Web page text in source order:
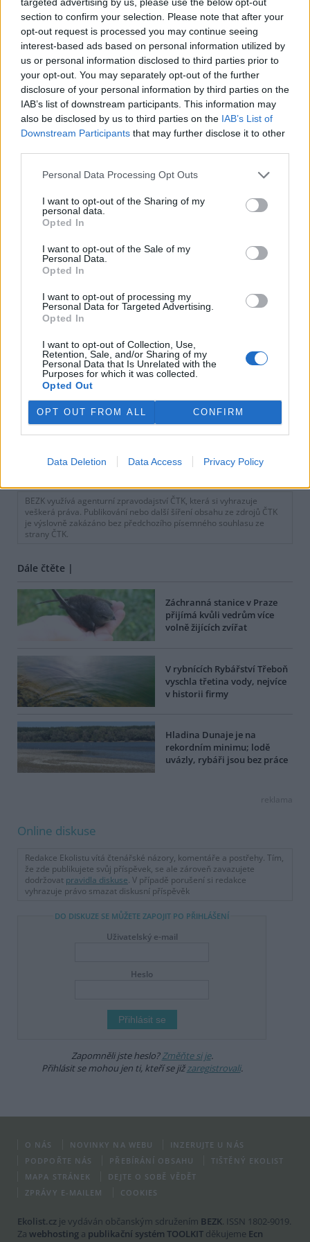
section to confirm your selection. Please note that after your
opt-out request is processed you may continue seeing
interest-based ads based on personal information utilized by
us or personal information disclosed to third parties prior to
your opt-out. You may separately opt-out of the further
disclosure of your personal information by third parties on the
IAB’s list of downstream participants. This information may
also be disclosed by us to third parties on the IAB’s List of
Downstream Participants that may further disclose it to other
Personal Data Processing Opt Outs
I want to opt-out of the Sharing of my
personal data.
Opted In
I want to opt-out of the Sale of my
Personal Data.
Opted In
I want to opt-out of processing my
Personal Data for Targeted Advertising.
Opted In
I want to opt-out of Collection, Use,
Retention, Sale, and/or Sharing of my
Personal Data that Is Unrelated with the
Purposes for which it was collected.
Opted Out
OPT OUT FROM ALL CONFIRM
Data Deletion Data Access Privacy Policy
zoologických zahradách?
V zooparku je díky množství stromů dostatek stínu, ve
kterém nacházejí úkryt jak návštěvníci, tak zvířata ve
výbězích. V některých expozicích je také tekoucí voda nebo
jezírka, která v horkých dnech hojně využívají například
buvoli domácí nebo medvědi hnědí. "Kombinací těchto
opatření zoopark vytváří podmínky, které zvířatům
pomáhají lépe zvládat vysoké teploty a udržovat jejich
pohodu i během nejteplejších dnů," dodal mluvčí.
tisknout poslat
BEZK využívá agenturní zpravodajství ČTK, která si vyhrazuje
veškerá práva. Publikování nebo další šíření obsahu ze zdrojů ČTK
je výslovně zakázáno bez předchozího písemného souhlasu ze
strany ČTK.
Dále čtěte |
Záchranná stanice v Praze
přijímá kvůli vedrům více
volně žijících zvířat
V rybnících Rybářství Třeboň
vyschla třetina vody, nejvíce
v historii firmy
Hladina Dunaje je na
rekordním minimu; lodě
uvázly, rybáři jsou bez práce
reklama
Online diskuse
Redakce Ekolistu vítá čtenářské názory, komentáře a postřehy. Tím,
že zde publikujete svůj příspěvek, se ale zároveň zavazujete
dodržovat pravidla diskuse. V případě porušení si redakce
vyhrazuje právo smazat diskusní příspěvěk
DO DISKUZE SE MŮŽETE ZAPOJIT PO PŘIHLÁŠENÍ
Uživatelský e-mail
Heslo
Zapomněli jste heslo?Změňte si je.
Přihlásit se mohou jen ti, kteří se jižzaregistrovali.
O NÁS NOVINKY NA WEBU
INZERUJTE U NÁS
PODPOŘTE NÁS
PŘEBÍRÁNÍ OBSAHU
TIŠTĚNÝ EKOLIST
MAPA STRÁNEK
DEJTE O SOBĚ VĚDĚT
ZPRÁVY E-MAILEM
COOKIES
Ekolist.cz je vydáván občanským sdružením BEZK. ISSN 1802-9019.
Za webhosting a publikační systém TOOLKIT děkujeme Ecn